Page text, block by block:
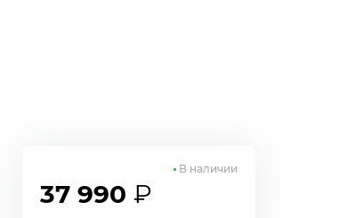
37 990 ₽
В наличии